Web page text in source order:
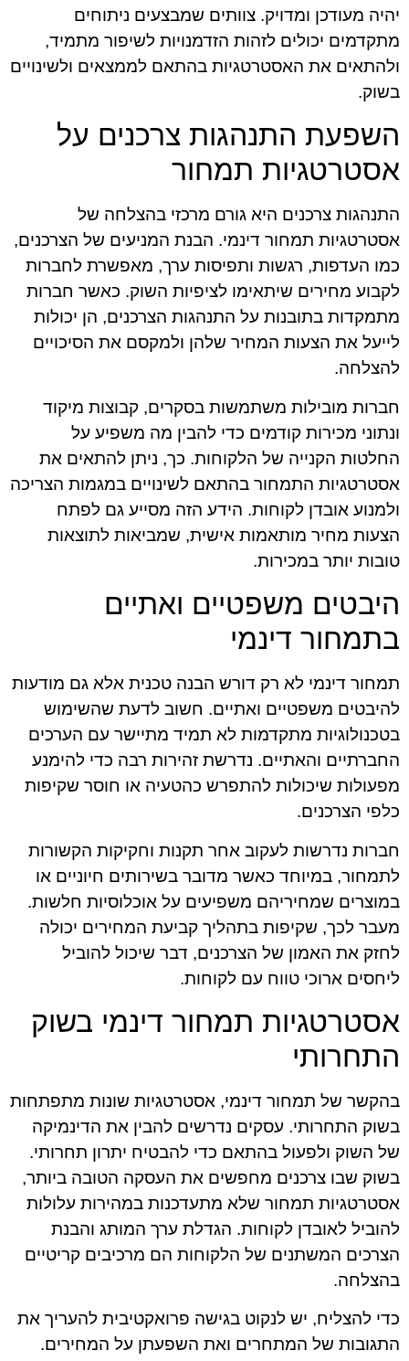
יהיה מעודכן ומדויק. צוותים שמבצעים ניתוחים
מתקדמים יכולים לזהות הזדמנויות לשיפור מתמיד,
ולהתאים את האסטרטגיות בהתאם לממצאים ולשינויים
בשוק.
השפעת התנהגות צרכנים על
אסטרטגיות תמחור
התנהגות צרכנים היא גורם מרכזי בהצלחה של
אסטרטגיות תמחור דינמי. הבנת המניעים של הצרכנים,
כמו העדפות, רגשות ותפיסות ערך, מאפשרת לחברות
לקבוע מחירים שיתאימו לציפיות השוק. כאשר חברות
מתמקדות בתובנות על התנהגות הצרכנים, הן יכולות
לייעל את הצעות המחיר שלהן ולמקסם את הסיכויים
להצלחה.
חברות מובילות משתמשות בסקרים, קבוצות מיקוד
ונתוני מכירות קודמים כדי להבין מה משפיע על
החלטות הקנייה של הלקוחות. כך, ניתן להתאים את
אסטרטגיות התמחור בהתאם לשינויים במגמות הצריכה
ולמנוע אובדן לקוחות. הידע הזה מסייע גם לפתח
הצעות מחיר מותאמות אישית, שמביאות לתוצאות
טובות יותר במכירות.
היבטים משפטיים ואתיים
בתמחור דינמי
תמחור דינמי לא רק דורש הבנה טכנית אלא גם מודעות
להיבטים משפטיים ואתיים. חשוב לדעת שהשימוש
בטכנולוגיות מתקדמות לא תמיד מתיישר עם הערכים
החברתיים והאתיים. נדרשת זהירות רבה כדי להימנע
מפעולות שיכולות להתפרש כהטעיה או חוסר שקיפות
כלפי הצרכנים.
חברות נדרשות לעקוב אחר תקנות וחקיקות הקשורות
לתמחור, במיוחד כאשר מדובר בשירותים חיוניים או
במוצרים שמחיריהם משפיעים על אוכלוסיות חלשות.
מעבר לכך, שקיפות בתהליך קביעת המחירים יכולה
לחזק את האמון של הצרכנים, דבר שיכול להוביל
ליחסים ארוכי טווח עם לקוחות.
אסטרטגיות תמחור דינמי בשוק
התחרותי
בהקשר של תמחור דינמי, אסטרטגיות שונות מתפתחות
בשוק התחרותי. עסקים נדרשים להבין את הדינמיקה
של השוק ולפעול בהתאם כדי להבטיח יתרון תחרותי.
בשוק שבו צרכנים מחפשים את העסקה הטובה ביותר,
אסטרטגיות תמחור שלא מתעדכנות במהירות עלולות
להוביל לאובדן לקוחות. הגדלת ערך המותג והבנת
הצרכים המשתנים של הלקוחות הם מרכיבים קריטיים
בהצלחה.
כדי להצליח, יש לנקוט בגישה פרואקטיבית להעריך את
התגובות של המתחרים ואת השפעתן על המחירים.